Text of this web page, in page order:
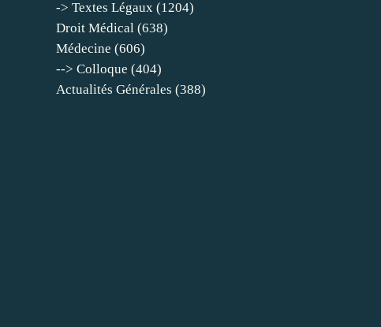
-> Textes Légaux (1204)
Droit Médical (638)
Médecine (606)
--> Colloque (404)
Actualités Générales (388)